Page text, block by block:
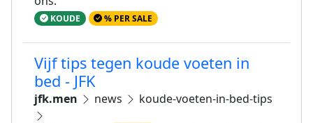
KOUDE % PER SALE
Vijf tips tegen koude voeten in
bed - JFK
jfk.men news koude-voeten-in-bed-tips